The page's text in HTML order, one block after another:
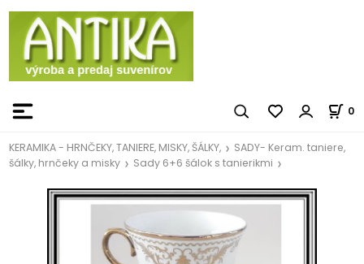
0
KERAMIKA - HRNČEKY, TANIERE, MISKY, ŠÁLKY,
SADY- Keram. taniere,
šálky, hrnčeky a misky
Sady 6+6 šálok s tanierikmi